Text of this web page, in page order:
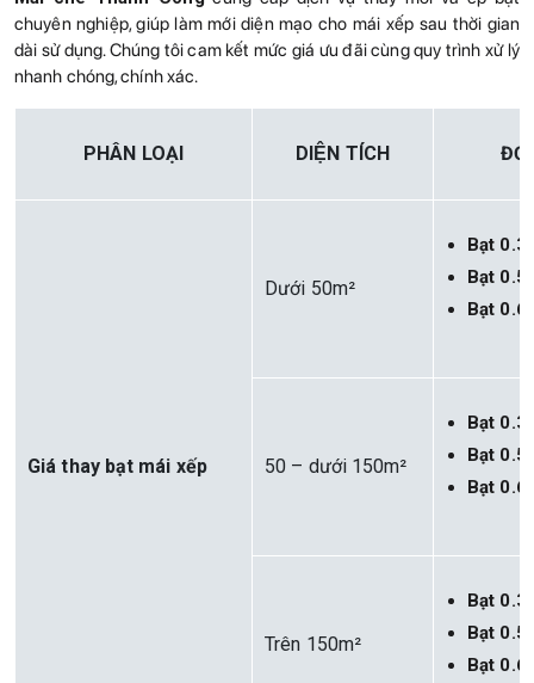
chuyên nghiệp, giúp làm mới diện mạo cho mái xếp sau thời gian
dài sử dụng. Chúng tôi cam kết mức giá ưu đãi cùng quy trình xử lý
nhanh chóng, chính xác.
PHÂN LOẠI DIỆN TÍCH
Giá thay bạt mái xếp
Dưới 50m²
Bạt
Bạt
Bạt
50 – dưới 150m²
Bạt
Bạt
Bạt
Trên 150m²
Bạt
Bạt
Bạt